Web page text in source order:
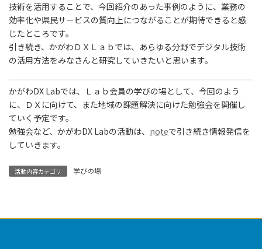
技術を活用することで、今回紹介のあった事例のように、業務の
効率化や県民サービスの質向上につながることが期待できると感
じたところです。
引き続き、かがわＤＸＬａｂでは、あらゆる分野でデジタル技術
の活用方法をみなさんと研究していきたいと思います。
かがわDX Labでは、Ｌａｂ会員の学びの場として、今回のよう
に、ＤＸに向けて、また地域の課題解決に向けた勉強会を開催し
ていく予定です。
勉強会など、かがわDX Labの活動は、 noteで引き続き情報発信を
していきます。
活動内容カテゴリ 学びの場